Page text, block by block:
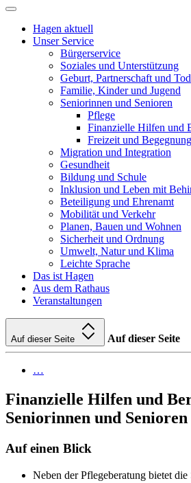
Hagen aktuell
Unser Service
Bürgerservice
Soziales und Unterstützung
Geburt, Partnerschaft und Tod
Familie, Kinder und Jugend
Seniorinnen und Senioren
Pflege
Finanzielle Hilfen und
Freizeit und Begegnung
Migration und Integration
Gesundheit
Bildung und Schule
Inklusion und Leben mit
Beteiligung und Ehrenamt
Mobilität und Verkehr
Planen, Bauen und Wohnen
Sicherheit und Ordnung
Umwelt, Natur und Klima
Leichte Sprache
Das ist Hagen
Aus dem Rathaus
Veranstaltungen
Auf dieser Seite Auf dieser Seite
…
Finanzielle Hilfen und
Seniorinnen und Senioren
Auf einen Blick
Neben der Pflegeberatung bietet